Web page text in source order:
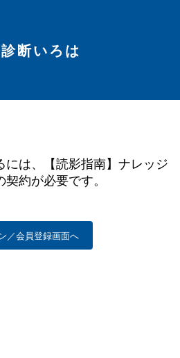
断いろは
には、【読影指南】ナレッジ
約が必要です。
／会員登録画面へ